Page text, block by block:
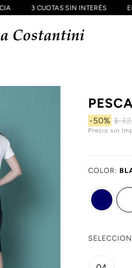
3 CUOTAS SIN INTERÉS
-50% $
Precio sin
COLOR: